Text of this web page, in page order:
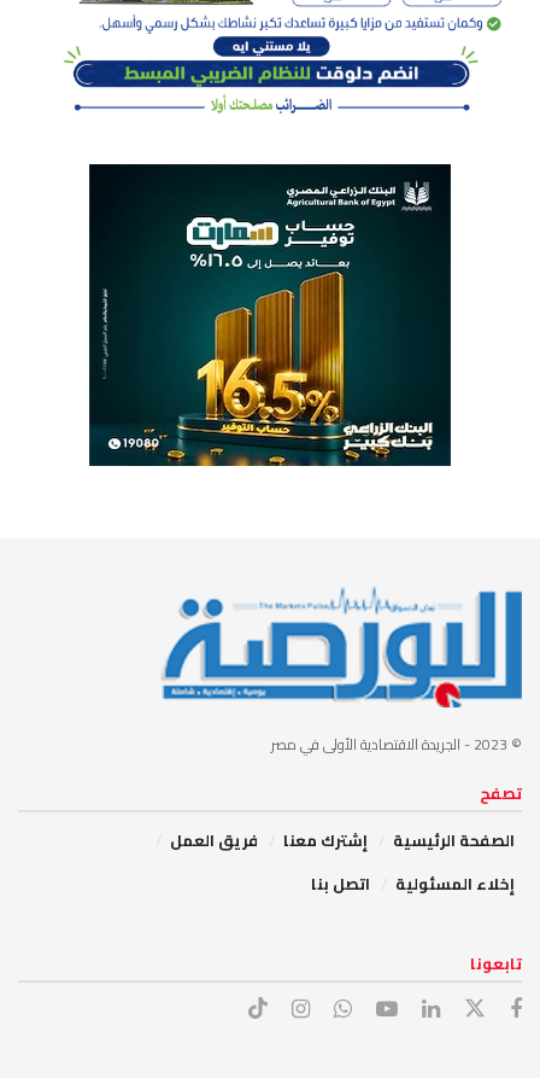
© 2023 - الجريدة الاقتصادية الأولى في مصر
تصفح
الصفحة الرئيسية
إشترك معنا
فريق العمل
إخلاء المسئولية
اتصل بنا
تابعونا